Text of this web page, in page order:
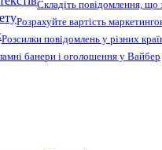
Складіть повідомлення, що
Розрахуйте вартість
Розсилки повідомлень у різних
банери і оголошення у Вайбер